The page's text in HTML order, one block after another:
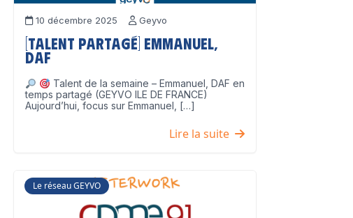
10 décembre 2025 Geyvo
[Talent partagé] Emmanuel,
DAF
Talent de la semaine – Emmanuel, DAF en
temps partagé (GEYVO ILE DE FRANCE)
Aujourd’hui, focus sur Emmanuel, […]
Lire la suite
Le réseau GEYVO